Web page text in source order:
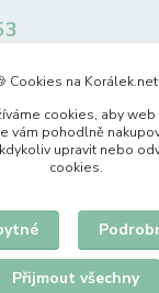
Upravit sběr cookies.
Cookies na Korálek.net
cookies, aby
vám pohodlně
upravit nebo
cookies.
Přijmout všechny